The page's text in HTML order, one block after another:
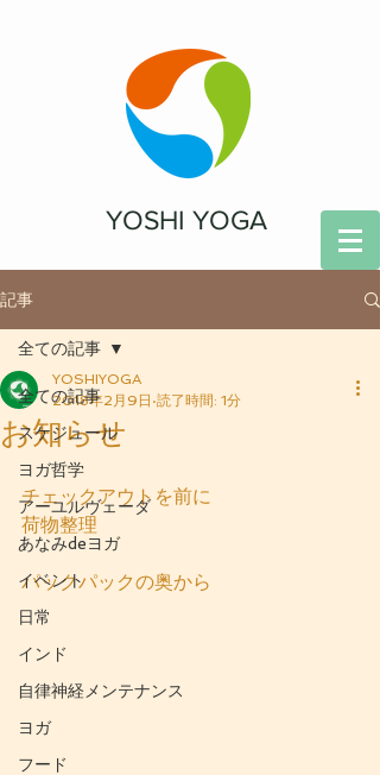
YOSHI YOGA
記事
全ての記事
スケジュール
ヨガ哲学
アーユルヴェーダ
あなみdeヨガ
イベント
日常
インド
自律神経メンテナンス
ヨガ
フード
全ての記事
お知らせ
YOSHIYOGA
2018年2月9日 読了時間: 1分
チェックアウトを前に
荷物整理
パックパックの奥から